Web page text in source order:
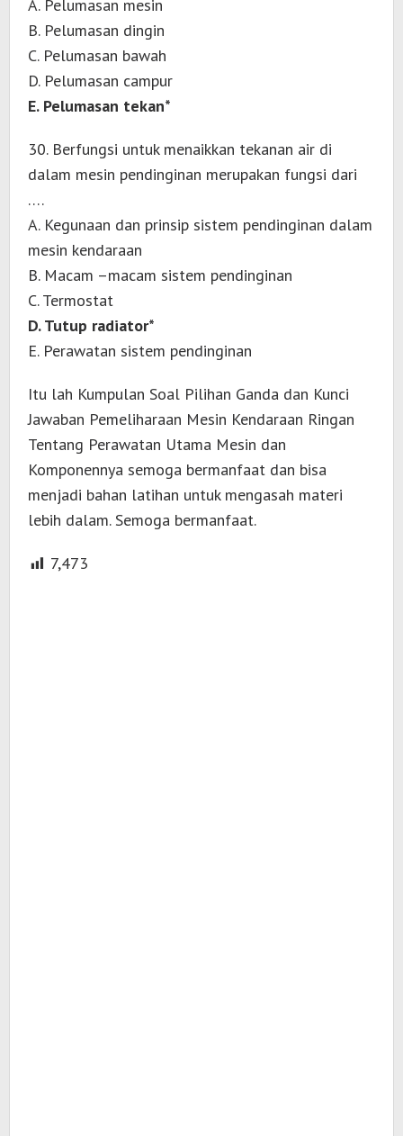
A. Pelumasan mesin
B. Pelumasan dingin
C. Pelumasan bawah
D. Pelumasan campur
E. Pelumasan tekan*
30. Berfungsi untuk menaikkan tekanan air di
dalam mesin pendinginan merupakan fungsi dari
….
A. Kegunaan dan prinsip sistem pendinginan dalam
mesin kendaraan
B. Macam –macam sistem pendinginan
C. Termostat
D. Tutup radiator*
E. Perawatan sistem pendinginan
Itu lah Kumpulan Soal Pilihan Ganda dan Kunci
Jawaban Pemeliharaan Mesin Kendaraan Ringan
Tentang Perawatan Utama Mesin dan
Komponennya semoga bermanfaat dan bisa
menjadi bahan latihan untuk mengasah materi
lebih dalam. Semoga bermanfaat.
7,473